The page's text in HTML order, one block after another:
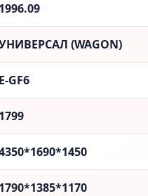
1996.09
(WAGON)
E-GF6
1799
1790*1385*1170